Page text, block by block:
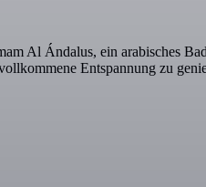
Al Ándalus, ein arabisches
Entspannung zu